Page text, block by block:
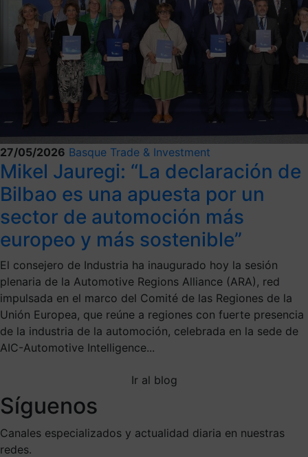
27/05/2026 Basque Trade & Investment
Mikel Jauregi: “La declaración de
Bilbao es una apuesta por un
sector de automoción más
europeo y más sostenible”
El consejero de Industria ha inaugurado hoy la sesión
plenaria de la Automotive Regions Alliance (ARA), red
impulsada en el marco del Comité de las Regiones de la
Unión Europea, que reúne a regiones con fuerte presencia
de la industria de la automoción, celebrada en la sede de
AIC-Automotive Intelligence...
Ir al blog
Síguenos
Canales especializados y actualidad diaria en nuestras
redes.